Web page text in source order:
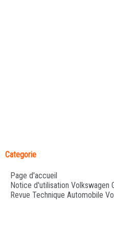
Categorie
Page d'accueil
Notice d'utilisation Volkswagen
Revue Technique Automobile